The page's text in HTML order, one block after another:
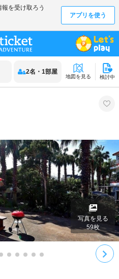
2名 ・ 1部屋
地図を見る 検討中
写真を見る
59枚